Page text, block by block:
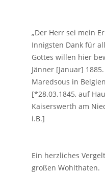
„Der Herr sei mein
Innigsten Dank für
Gottes willen hier
Jänner [Januar] 1885.
Maredsous in
[*28.03.1845, auf
Kaiserswerth am
i.B.]
Ein herzliches
großen Wohlthaten.